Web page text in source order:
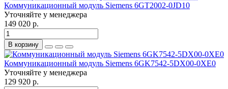
Коммуникационный модуль Siemens 6GT2002-0JD10
Уточняйте у менеджера
149 020 р.
В корзину
Коммуникационный модуль Siemens 6GK7542-5DX00-0XE0
Уточняйте у менеджера
129 920 р.